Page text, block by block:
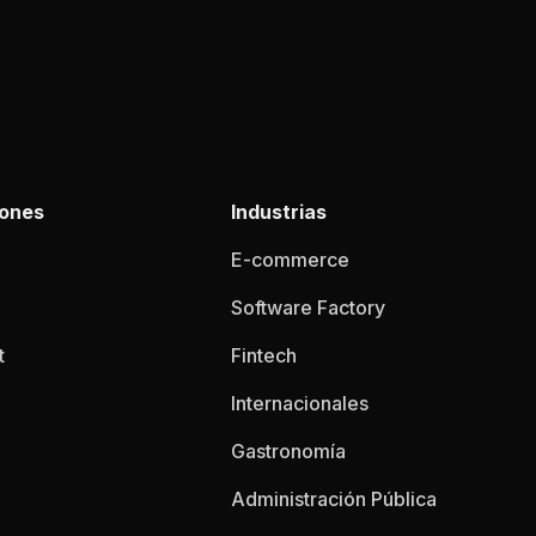
Industrias
E-commerce
Software Factory
Fintech
Internacionales
Gastronomía
Administración Pública